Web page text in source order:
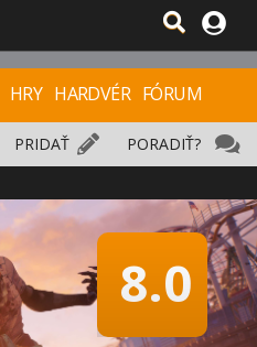
HRY HARDVÉR FÓRUM
PORADIŤ?
PRIDAŤ
8.0